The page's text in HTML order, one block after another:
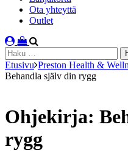
Ota yhteyttä
Outlet
Haku:
Etusivu Preston Health &
Behandla själv din rygg
Ohjekirja:
rygg